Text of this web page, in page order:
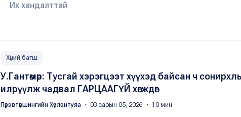
Их хандалттай
Хүний багш
У.Гантөмөр: Тусгай хэрэгцээт хүүхэд байсан ч
илрүүлж чадвал ГАРЦААГҮЙ хөгждөг
Пүрэвтүвшингийн Хүслэнтуяа ・ 03 сарын 05, 2026 ・ 10 мин